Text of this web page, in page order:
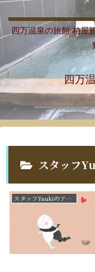
四万温泉の旅館 柏屋
四万
スタッフ
スタッフYuukiのアートたち